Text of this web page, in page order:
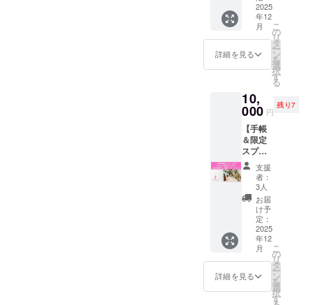
座をお
申し込
せくだ
さい お
セージ
付き こ
んな方
におす
すめ ・
自分の
星座を
香りで
感じて
みたい
・手帳
タイム
を、
もっと
心地よ
く整え
たい ・
星のエ
ネル
座を2つ
お選び
くださ
を込め
たメッ
2026年
という
特別な1
年を、
あなた
だけの
「星と
香り」
で彩っ
ていき
ましょ
合いま
なの声
なが
ら、"星
をデザ
インす
る"ひと
とき 星
アロマ
メン
バーに
よるプ
チ星読
み付
き！ ご
自身の
「特別
な日」
も手帳
込みま
す ☆
だけの
【“特別
な日”の
記入】
も一緒
の星を
知っ
分に優
しくな
る」 そ
んな時
間を、
香りと
ともに
過ごし
ません
か？ 開
催時
期：
11月〜
（オン
節目
を、
「星ア
ロマラ
イフ」
に、東
京都内
でお祝
いしま
す！ ま
た、手
帳完成
を記念
して 購
入くだ
さった
皆様と
わたし
を愛す
る香水
作りを
ご体験
放つ香
りと出
会う祝
賀ワー
ク
ショッ
プ ＼完
でとう
♡ 星と
香り
で、オ
ンライ
ン祝賀
会しよ
う！／
ついに
完成し
た「星
と香り
の癒し
手帳」
をお祝
いす
る、 双
2025
年12
月
詳細を見る
こ
の
リ
タ
ー
ン
を
選
択
す
る
10,
000 円
残り7
【手帳
＆限定
スプ
レー付
き】 あ
なたの
星を香
りにの
せて
2026年
を導
く、特
別メッ
セージ
セット
価格：
支援
者：
3人
お届
け予
定：
2025
年12
月
詳細を見る
こ
の
リ
タ
ー
ン
を
選
択
す